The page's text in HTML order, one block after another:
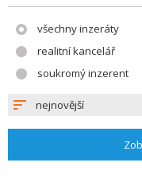
všechny inzeráty
realitní kancelář
soukromý inzerent
nejnovější